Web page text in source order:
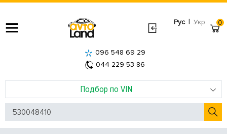
Рус | Укр
Подбор по VIN
096 548 69 29
044 229 53 86
0